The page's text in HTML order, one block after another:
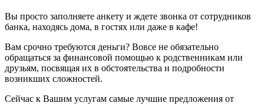
Вы просто заполняете анкету и ждете звонка от сотрудников
банка, находясь дома, в гостях или даже в кафе!
Вам срочно требуются деньги? Вовсе не обязательно
обращаться за финансовой помощью к родственникам или
друзьям, посвящая их в обстоятельства и подробности
возникших сложностей.
Сейчас к Вашим услугам самые лучшие предложения от